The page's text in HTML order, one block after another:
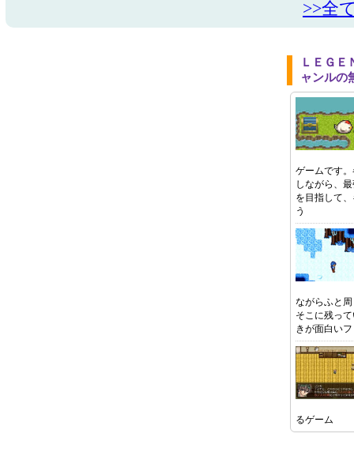
>>全
ＬＥＧ
ャンルの
ゲームです
しながら、
を目指して
う
ながらふと
そこに残っ
きが面白い
るゲーム